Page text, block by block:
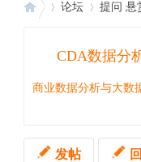
论坛 提问 悬
CDA数据分
商业数据分析与大数
发帖